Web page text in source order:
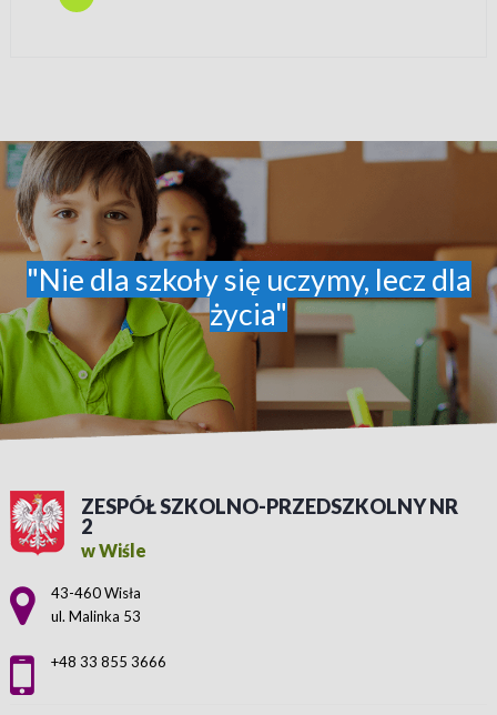
"Nie dla szkoły się uczymy, lecz dla
życia"
ZESPÓŁ SZKOLNO-PRZEDSZKOLNY NR
2
w Wiśle
Adres pocztowy:
43-460 Wisła
ul. Malinka 53
+48 33 855 3666